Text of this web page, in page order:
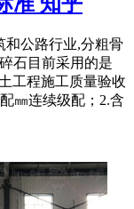
和公路行业,分粗骨
石目前采用的是
工程施工质量验收
㎜连续级配；2.含